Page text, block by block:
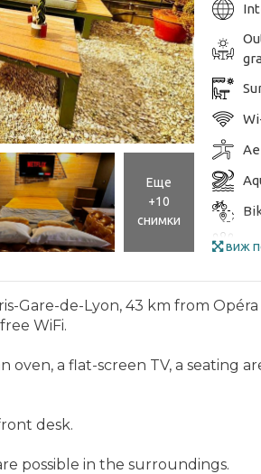
Еще
+10
снимки
виж
Gare-de-Lyon, 43 km from
WiFi.
a flat-screen TV, a seating
desk.
possible in the surroundings.